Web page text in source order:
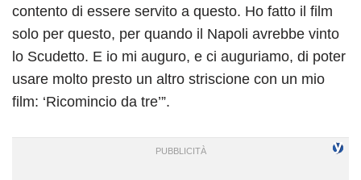
contento di essere servito a questo. Ho fatto il film
solo per questo, per quando il Napoli avrebbe vinto
lo Scudetto. E io mi auguro, e ci auguriamo, di poter
usare molto presto un altro striscione con un mio
film: ‘Ricomincio da tre’”.